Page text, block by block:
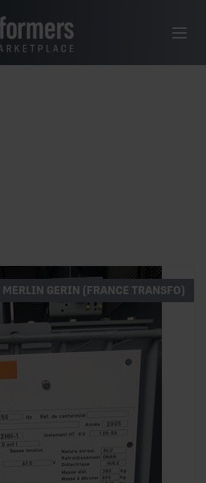
Menu
MERLIN GERIN (FRANCE TRANSFO)